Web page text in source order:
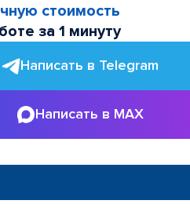
стоимость
за 1 минуту
Написать в Telegram
Написать в MAX